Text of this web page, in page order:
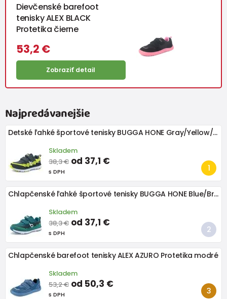
Dievčenské barefoot
tenisky ALEX BLACK
Protetika čierne
53,2 €
Zobraziť detail
Najpredávanejšie
Detské ľahké športové tenisky BUGGA HONE Gray/Yellow/Black
Skladem
38,3 € od 37,1 €
s DPH
Chlapčenské ľahké športové tenisky BUGGA HONE Blue/Brown/Green
Skladem
38,3 € od 37,1 €
s DPH
Chlapčenské barefoot tenisky ALEX AZURO Protetika modré
Skladem
53,2 € od 50,3 €
s DPH